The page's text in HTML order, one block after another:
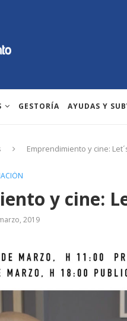
GESTORÍA AYUDAS Y
Emprendimiento y cine:
y cine:
2019